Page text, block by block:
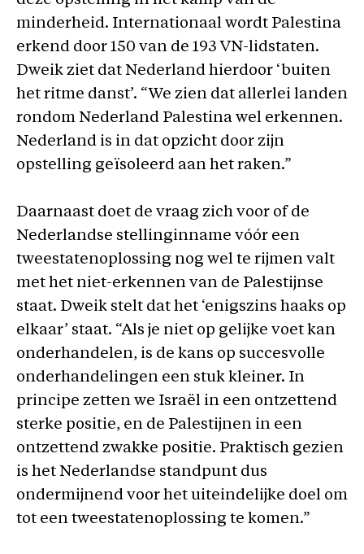
minderheid. Internationaal wordt Palestina
erkend door 150 van de 193 VN-lidstaten.
Dweik ziet dat Nederland hierdoor ‘buiten
het ritme danst’. “We zien dat allerlei landen
rondom Nederland Palestina wel erkennen.
Nederland is in dat opzicht door zijn
opstelling geïsoleerd aan het raken.”
Daarnaast doet de vraag zich voor of de
Nederlandse stellinginname vóór een
tweestatenoplossing nog wel te rijmen valt
met het niet-erkennen van de Palestijnse
staat. Dweik stelt dat het ‘enigszins haaks op
elkaar’ staat. “Als je niet op gelijke voet kan
onderhandelen, is de kans op succesvolle
onderhandelingen een stuk kleiner. In
principe zetten we Israël in een ontzettend
sterke positie, en de Palestijnen in een
ontzettend zwakke positie. Praktisch gezien
is het Nederlandse standpunt dus
ondermijnend voor het uiteindelijke doel om
tot een tweestatenoplossing te komen.”